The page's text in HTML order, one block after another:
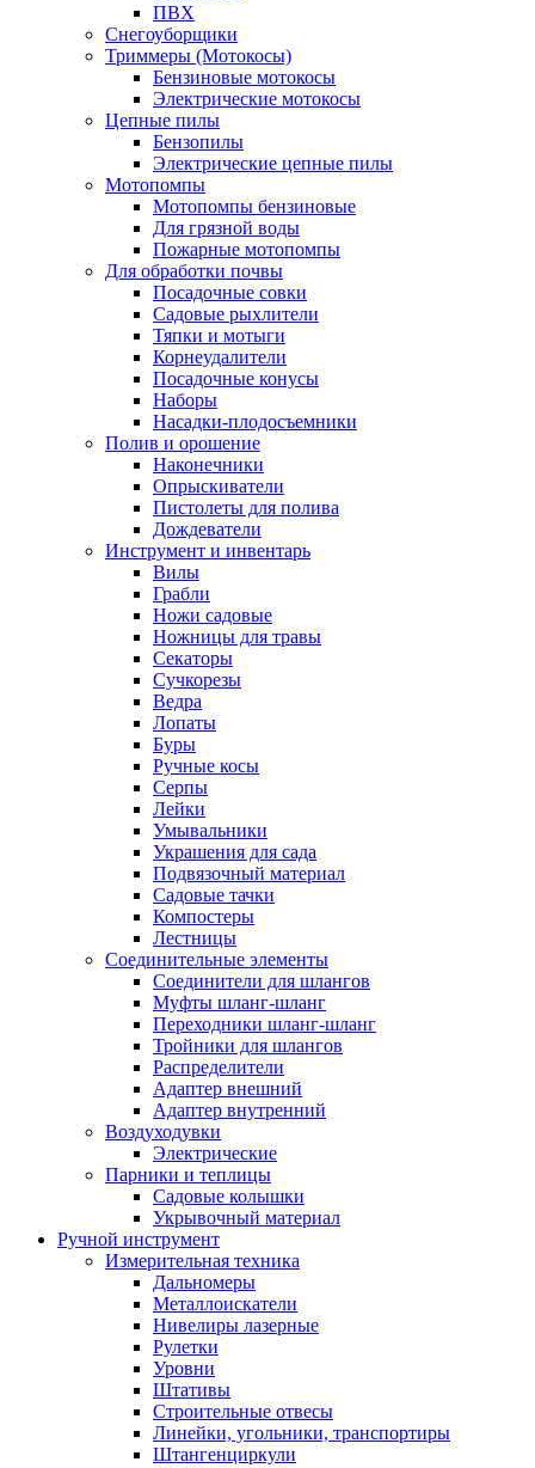
ПВХ
Снегоуборщики
Триммеры (Мотокосы)
Бензиновые мотокосы
Электрические мотокосы
Цепные пилы
Бензопилы
Электрические цепные пилы
Мотопомпы
Мотопомпы бензиновые
Для грязной воды
Пожарные мотопомпы
Для обработки почвы
Посадочные совки
Садовые рыхлители
Тяпки и мотыги
Корнеудалители
Посадочные конусы
Наборы
Насадки-плодосъемники
Полив и орошение
Наконечники
Опрыскиватели
Пистолеты для полива
Дождеватели
Инструмент и инвентарь
Вилы
Грабли
Ножи садовые
Ножницы для травы
Секаторы
Сучкорезы
Ведра
Лопаты
Буры
Ручные косы
Серпы
Лейки
Умывальники
Украшения для сада
Подвязочный материал
Садовые тачки
Компостеры
Лестницы
Соединительные элементы
Соединители для шлангов
Муфты шланг-шланг
Переходники шланг-шланг
Тройники для шлангов
Распределители
Адаптер внешний
Адаптер внутренний
Воздуходувки
Электрические
Парники и теплицы
Садовые колышки
Укрывочный материал
Ручной инструмент
Измерительная техника
Дальномеры
Металлоискатели
Нивелиры лазерные
Рулетки
Уровни
Штативы
Строительные отвесы
Линейки, угольники, транспортиры
Штангенциркули